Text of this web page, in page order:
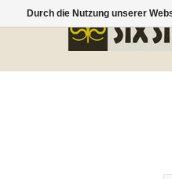
Durch die Nutzung unserer